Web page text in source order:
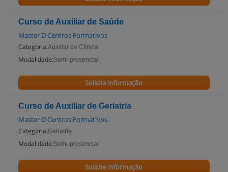
Curso de Auxiliar de Saúde
Master D Centros Formativos
Categoria:Auxiliar de Clínica
Modalidade:Semi-presencial
Solicite informação
Curso de Auxiliar de Geriatria
Master D Centros Formativos
Categoria:Geriatria
Modalidade:Semi-presencial
Solicite informação